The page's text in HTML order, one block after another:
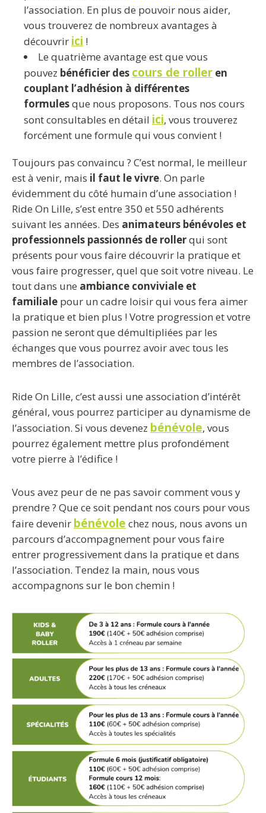
l’association. En plus de pouvoir nous aider,
vous trouverez de nombreux avantages à
découvrir ici !
Le quatrième avantage est que vous
pouvez bénéficier des cours de roller en
couplant l’adhésion à différentes
formulesque nous proposons. Tous nos cours
sont consultables en détail ici, vous trouverez
forcément une formule qui vous convient !
Toujours pas convaincu ? C’est normal, le meilleur
est à venir, mais il faut le vivre. On parle
évidemment du côté humain d’une association !
Ride On Lille, s’est entre 350 et 550 adhérents
suivant les années. Des animateurs bénévoles et
professionnels passionnés de rollerqui sont
présents pour vous faire découvrir la pratique et
vous faire progresser, quel que soit votre niveau. Le
tout dans une ambiance conviviale et
familiale pour un cadre loisir qui vous fera aimer
la pratique et bien plus ! Votre progression et votre
passion ne seront que démultipliées par les
échanges que vous pourrez avoir avec tous les
membres de l’association.
Ride On Lille, c’est aussi une association d’intérêt
général, vous pourrez participer au dynamisme de
l’association. Si vous devenez bénévole, vous
pourrez également mettre plus profondément
votre pierre à l’édifice !
Vous avez peur de ne pas savoir comment vous y
prendre ? Que ce soit pendant nos cours pour vous
faire devenir bénévole chez nous, nous avons un
parcours d’accompagnement pour vous faire
entrer progressivement dans la pratique et dans
l’association. Tendez la main, nous vous
accompagnons sur le bon chemin !